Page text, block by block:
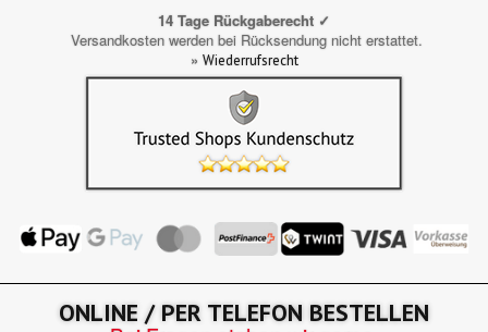
14 Tage Rückgaberecht ✓
Versandkosten werden bei Rücksendung nicht erstattet.
» Wiederrufsrecht
ONLINE / PER TELEFON BESTELLEN